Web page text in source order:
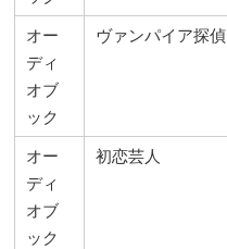
オー
ディ
オブ
ック
ヴァンパイア探偵
オー
ディ
オブ
ック
初恋芸人